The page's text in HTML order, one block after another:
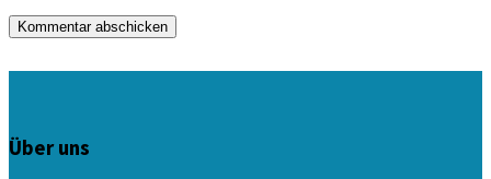
Über uns